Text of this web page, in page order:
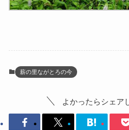
薪の里ながとろの今
よかったらシェア